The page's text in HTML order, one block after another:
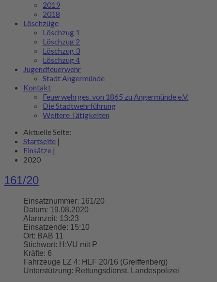
2019
2018
Löschzüge
Löschzug 1
Löschzug 2
Löschzug 3
Löschzug 4
Jugendfeuerwehr
Stadt Angermünde
Kontakt
Feuerwehrges. von 1865 zu Angermünde e.V.
Die Stadtwehrführung
Weitere Tätigkeiten
Aktuelle Seite:
Startseite |
Einsätze |
2020
161/20
Einsatznummer: 161/20
Datum: 19.08.2020
Alarmzeit: 13:23
Einsatzende: 15:10
Ort: BAB 11
Stichwort: H:VU mit P
Kräfte: 6
Fahrzeuge LZ 4: HLF 20/16 (Greiffenberg)
Unterstützung: Rettungsdienst, Landespolizei